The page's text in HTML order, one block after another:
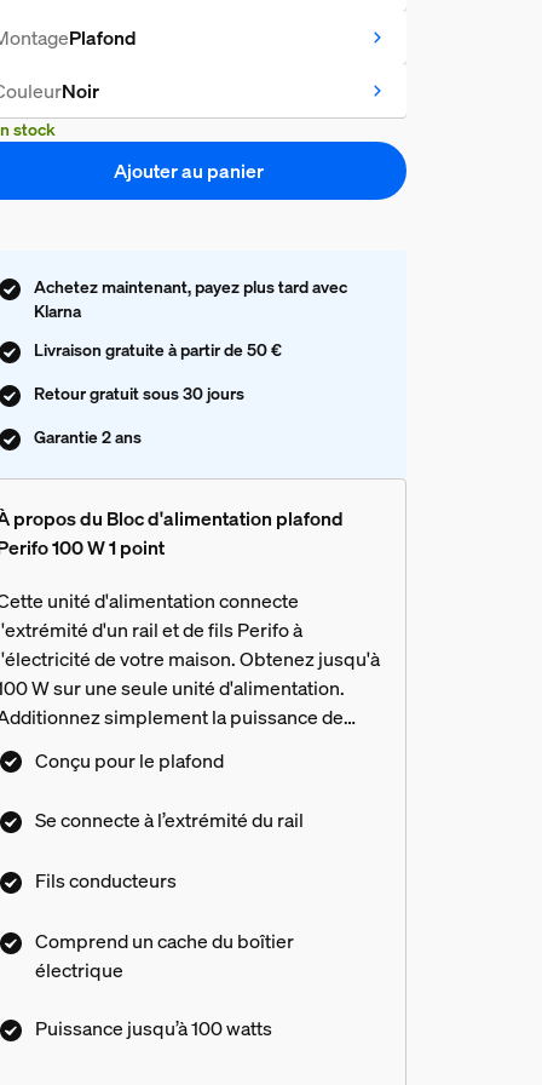
Plafond
Noir
stock
Ajouter au panier
Achetez maintenant, payez plus tard avec
Klarna
Livraison gratuite à partir de 50 €
Retour gratuit sous 30 jours
Garantie 2 ans
propos du Bloc d'alimentation plafond
100 W 1 point
unité d'alimentation connecte
d'un rail et de fils Perifo à
de votre maison. Obtenez jusqu'à
W sur une seule unité d'alimentation.
simplement la puissance de
lumière pour atteindre le seuil.
pour l'éclairage sur rail Perifo.
Conçu pour le plafond
Se connecte à l’extrémité du rail
Fils conducteurs
Comprend un cache du boîtier
électrique
Puissance jusqu’à 100 watts